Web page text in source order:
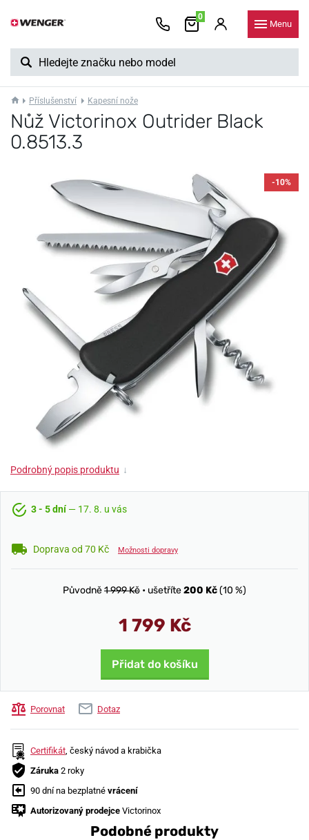
0
Menu
Příslušenství Kapesní nože
Nůž Victorinox Outrider Black
0.8513.3
-10%
Podrobný popis produktu ↓
3 - 5 dní— 17. 8. u vás
Doprava od 70 Kč Možnosti dopravy
Původně1 999 Kč • ušetříte200 Kč(10 %)
1 799 Kč
Přidat do košíku
Porovnat Dotaz
Certifikát, český návod a krabička
Záruka 2 roky
90 dní na bezplatné vrácení
Autorizovaný prodejce Victorinox
Podobné produkty